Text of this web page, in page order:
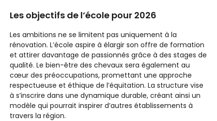
Les objectifs de l’école pour 2026
Les ambitions ne se limitent pas uniquement à la
rénovation. L’école aspire à élargir son offre de formation
et attirer davantage de passionnés grâce à des stages de
qualité. Le bien-être des chevaux sera également au
cœur des préoccupations, promettant une approche
respectueuse et éthique de l’équitation. La structure vise
à s’inscrire dans une dynamique durable, créant ainsi un
modèle qui pourrait inspirer d’autres établissements à
travers la région.